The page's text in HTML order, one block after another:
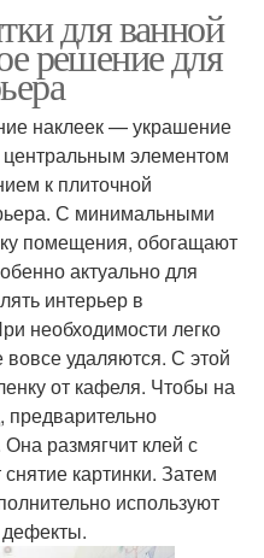
для ванной
решение для
наклеек — украшение
элементом
к плиточной
С минимальными
помещения, обогащают
актуально для
интерьер в
необходимости легко
удаляются. С этой
от кафеля. Чтобы на
предварительно
размягчит клей с
картинки. Затем
используют
дефекты.